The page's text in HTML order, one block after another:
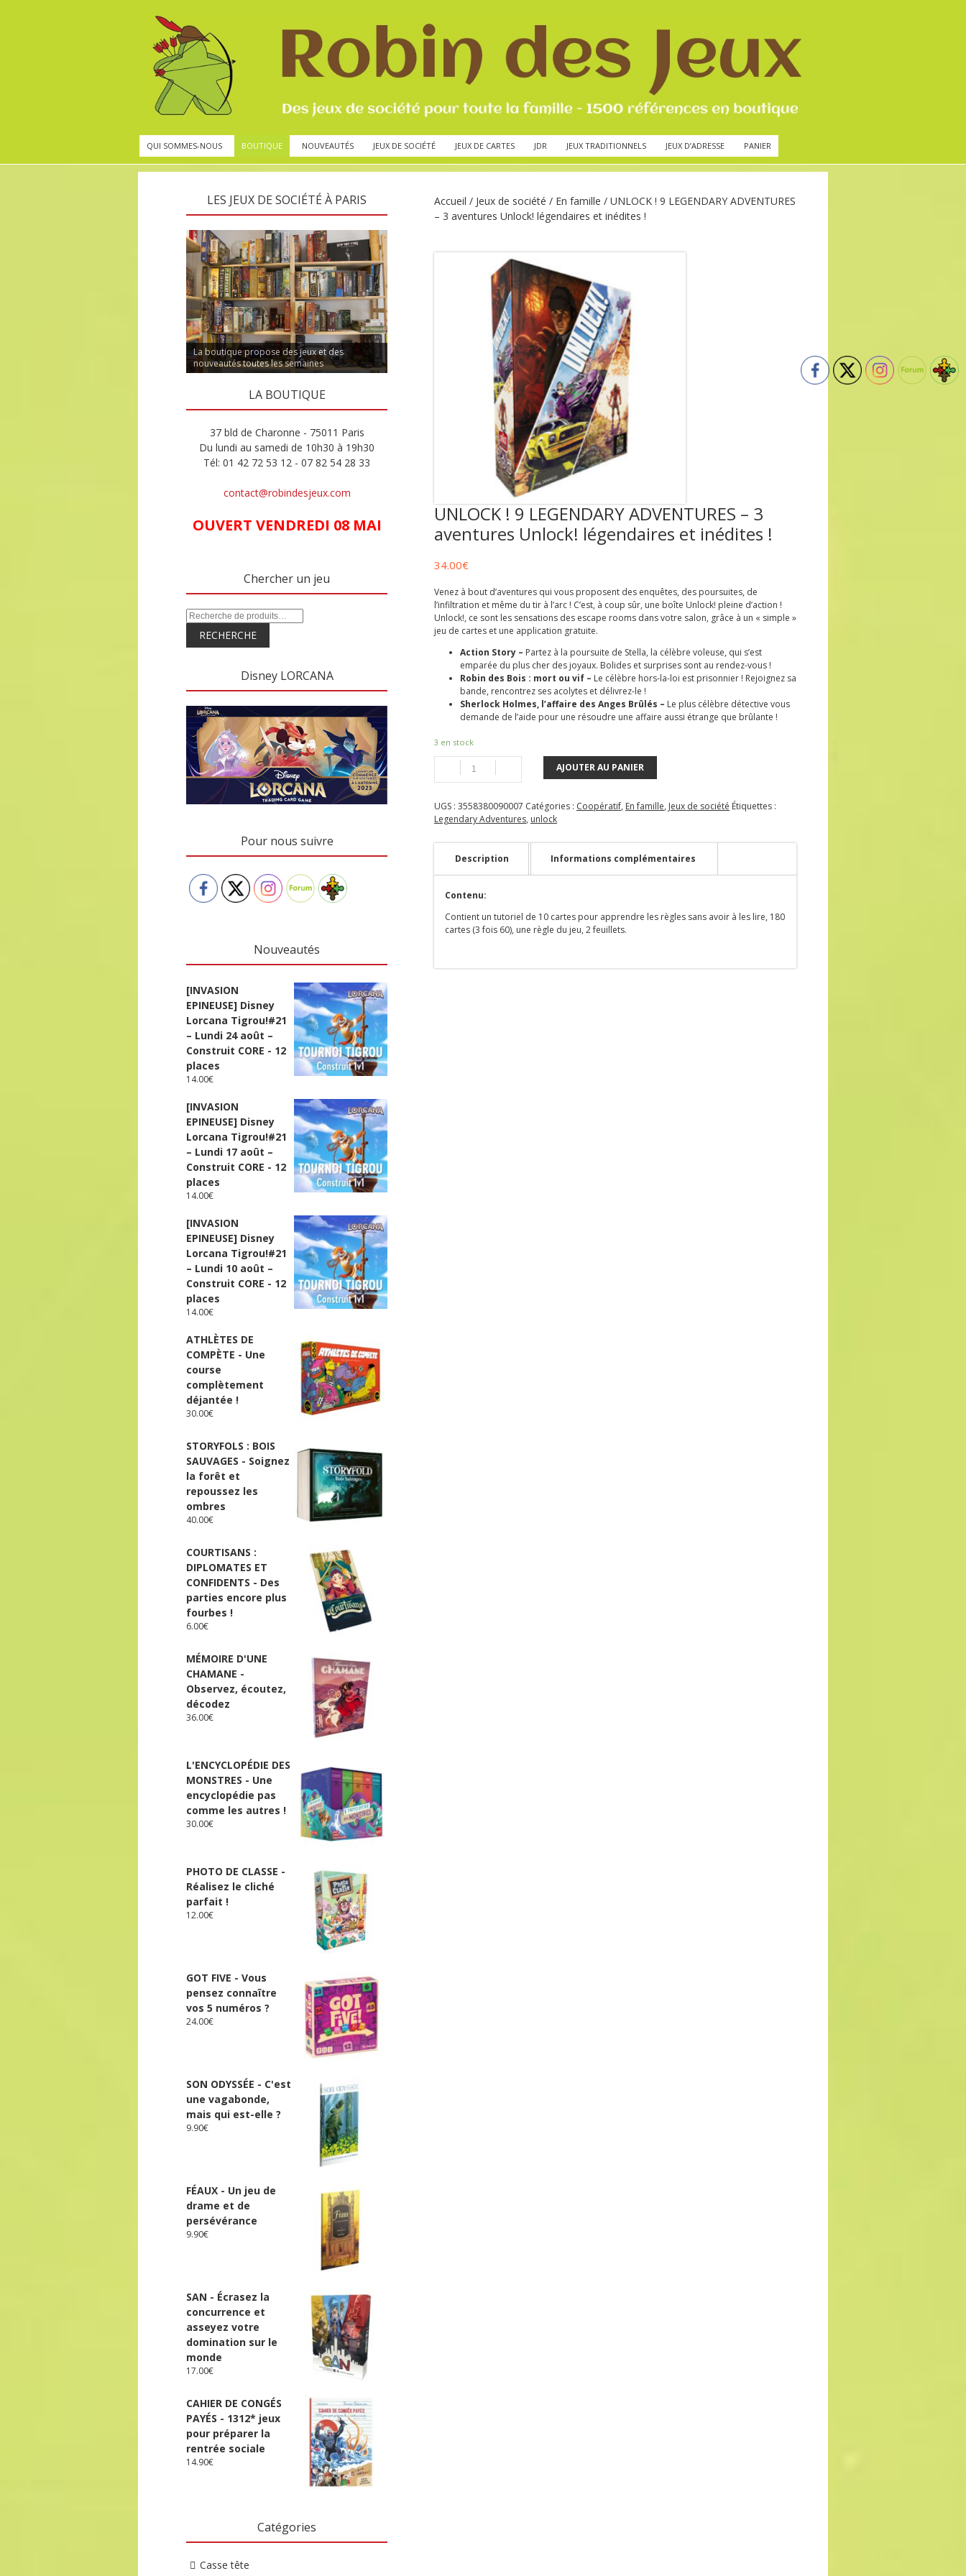
QUI SOMMES-NOUS BOUTIQUE NOUVEAUTÉS JEUX DE SOCIÉTÉ JEUX DE CARTES JDR JEUX TRADITIONNELS JEUX D’ADRESSE PANIER
Accueil / Jeux de société / En famille / UNLOCK ! 9 LEGENDARY ADVENTURES
– 3 aventures Unlock! légendaires et inédites !
UNLOCK ! 9 LEGENDARY ADVENTURES – 3
aventures Unlock! légendaires et inédites !
34.00€
Venez à bout d’aventures qui vous proposent des enquêtes, des poursuites, de
l’infiltration et même du tir à l’arc ! C’est, à coup sûr, une boîte Unlock! pleine d’action !
Unlock!, ce sont les sensations des escape rooms dans votre salon, grâce à un « simple »
jeu de cartes et une application gratuite.
Action Story – Partez à la poursuite de Stella, la célèbre voleuse, qui s’est
emparée du plus cher des joyaux. Bolides et surprises sont au rendez-vous !
Robin des Bois : mort ou vif – Le célèbre hors-la-loi est prisonnier ! Rejoignez sa
bande, rencontrez ses acolytes et délivrez-le !
Sherlock Holmes, l’affaire des Anges Brûlés – Le plus célèbre détective vous
demande de l’aide pour une résoudre une affaire aussi étrange que brûlante !
3 en stock
AJOUTER AU PANIER
UGS : 3558380090007 Catégories : Coopératif, En famille, Jeux de société Étiquettes :
Legendary Adventures, unlock
Description Informations complémentaires
Contenu:
Contient un tutoriel de 10 cartes pour apprendre les règles sans avoir à les lire, 180
cartes (3 fois 60), une règle du jeu, 2 feuillets.
LES JEUX DE SOCIÉTÉ À PARIS
La boutique propose des jeux et des
nouveautés toutes les semaines
LA BOUTIQUE
37 bld de Charonne - 75011 Paris
Du lundi au samedi de 10h30 à 19h30
Tél: 01 42 72 53 12 - 07 82 54 28 33
contact@robindesjeux.com
OUVERT VENDREDI 08 MAI
Chercher un jeu
RECHERCHE
Disney LORCANA
Pour nous suivre
Nouveautés
[INVASION
EPINEUSE] Disney
Lorcana Tigrou!#21
– Lundi 24 août –
Construit CORE - 12
places
14.00€
[INVASION
EPINEUSE] Disney
Lorcana Tigrou!#21
– Lundi 17 août –
Construit CORE - 12
places
14.00€
[INVASION
EPINEUSE] Disney
Lorcana Tigrou!#21
– Lundi 10 août –
Construit CORE - 12
places
14.00€
ATHLÈTES DE
COMPÈTE - Une
course
complètement
déjantée !
30.00€
STORYFOLS : BOIS
SAUVAGES - Soignez
la forêt et
repoussez les
ombres
40.00€
COURTISANS :
DIPLOMATES ET
CONFIDENTS - Des
parties encore plus
fourbes !
6.00€
MÉMOIRE D'UNE
CHAMANE -
Observez, écoutez,
décodez
36.00€
L'ENCYCLOPÉDIE DES
MONSTRES - Une
encyclopédie pas
comme les autres !
30.00€
PHOTO DE CLASSE -
Réalisez le cliché
parfait !
12.00€
GOT FIVE - Vous
pensez connaître
vos 5 numéros ?
24.00€
SON ODYSSÉE - C'est
une vagabonde,
mais qui est-elle ?
9.90€
FÉAUX - Un jeu de
drame et de
persévérance
9.90€
SAN - Écrasez la
concurrence et
asseyez votre
domination sur le
monde
17.00€
CAHIER DE CONGÉS
PAYÉS - 1312* jeux
pour préparer la
rentrée sociale
14.90€
Catégories
Casse tête